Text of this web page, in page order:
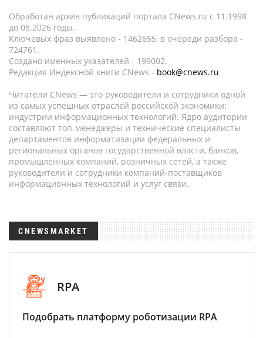
Обработан архив публикаций портала CNews.ru c 11.1998
до 08.2026 годы.
Ключевых фраз выявлено - 1462655, в очереди разбора -
724761.
Создано именных указателей - 199002.
Редакция Индексной книги CNews - book@cnews.ru
Читатели CNews — это руководители и сотрудники одной
из самых успешных отраслей российской экономики:
индустрии информационных технологий. Ядро аудитории
составляют топ-менеджеры и технические специалисты
департаментов информатизации федеральных и
региональных органов государственной власти, банков,
промышленных компаний, розничных сетей, а также
руководители и сотрудники компаний-поставщиков
информационных технологий и услуг связи.
CNEWSMARKET
RPA
Подобрать платформу роботизации RPA